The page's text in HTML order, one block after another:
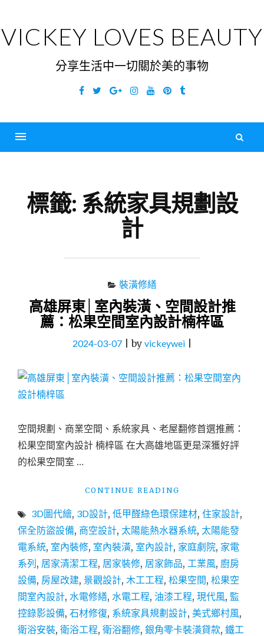
content
VICKEY LOVES BEAUTY
分享生活中一切關於美的事物
Facebook
TwitterGoogleInstagramYouTubePinterest
Tumblr
標籤: 系統家具規劃設
計
裝潢修繕
高雄屏東│室內裝潢、空間設計推
薦：松果空間室內設計楠梓區
2024-03-07|by vickeywei|
空間規劃、商業空間、系統家具、老屋翻修首選推薦：
松果空間室內設計 楠梓區 在大高雄地區更是深獲好評
的松果空間室 …
CONTINUE READING
屏
東
室
內
裝
空
間
設
3D圖代繪, 3D設計, 低甲醛綠色環保建材, 住家設計,
保全防盜設備, 商空設計, 太陽能熱水器系統, 太陽能發
電系統, 室內裝修, 室內裝潢, 室內設計, 家庭劇院, 家電
系列, 居家清潔工程, 居家裝修, 居家飾品, 工業風, 廚房
設備, 房屋改建, 景觀設計, 木工工程, 松果空間, 松果空
間室內設計, 水電修繕, 水電工程, 油漆工程, 現代風, 監
控錄影設備, 石材修復, 系統家具規劃設計, 美式鄉村風,
衛浴安裝, 衛浴工程, 衛浴翻修, 銀角零卡裝潢貸款, 鐵工